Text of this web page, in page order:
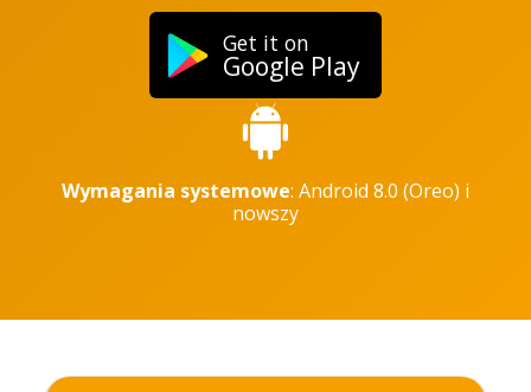
Get it on
Google Play
Wymagania systemowe: Android 8.0 (Oreo) i
nowszy